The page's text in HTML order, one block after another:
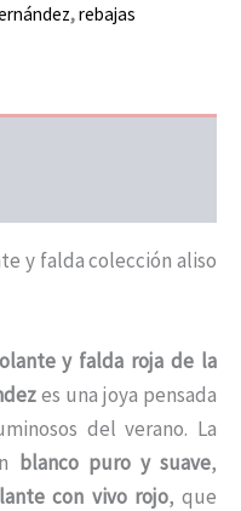
,rebajas
y falda colección aliso
y falda roja de la
es una joya pensada
del verano. La
blanco puro y suave,
con vivo rojo, que